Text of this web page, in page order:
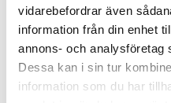
vidarebefordrar även
information från din enhet
annons- och analysföretag
Dessa kan i sin tur
information som du har
Specifikationer